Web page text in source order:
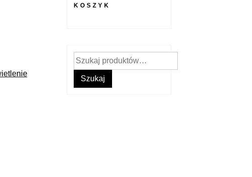
KOSZYK
Szukaj:
Szukaj